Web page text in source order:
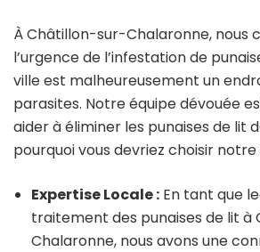
À Châtillon-sur-Chalaronne, nous
l’urgence de l’infestation de
ville est malheureusement un
parasites. Notre équipe dévouée
aider à éliminer les punaises de lit
pourquoi vous devriez choisir notre
Expertise Locale : En tant que
traitement des punaises de lit à
Chalaronne, nous avons une